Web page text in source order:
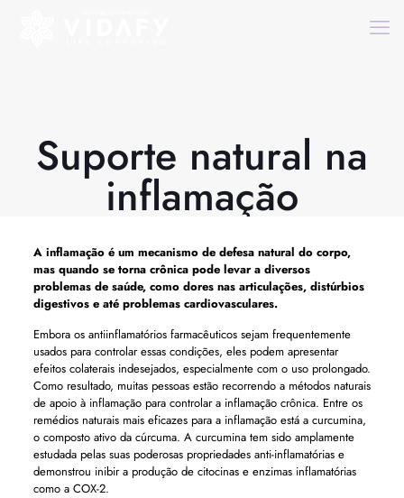
Suporte natural na
inflamação
A inflamação é um mecanismo de defesa natural do corpo,
mas quando se torna crônica pode levar a diversos
problemas de saúde, como dores nas articulações, distúrbios
digestivos e até problemas cardiovasculares.
Embora os antiinflamatórios farmacêuticos sejam frequentemente
usados ​​para controlar essas condições, eles podem apresentar
efeitos colaterais indesejados, especialmente com o uso prolongado.
Como resultado, muitas pessoas estão recorrendo a métodos naturais
de apoio à inflamação para controlar a inflamação crônica. Entre os
remédios naturais mais eficazes para a inflamação está a curcumina,
o composto ativo da cúrcuma. A curcumina tem sido amplamente
estudada pelas suas poderosas propriedades anti-inflamatórias e
demonstrou inibir a produção de citocinas e enzimas inflamatórias
como a COX-2.